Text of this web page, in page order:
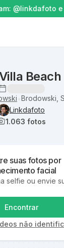
@linkdafoto e
Beach
Brodowski,
Linkdafoto
1.063 fotos
suas fotos por
facial
selfie ou envie
Encontrar
não